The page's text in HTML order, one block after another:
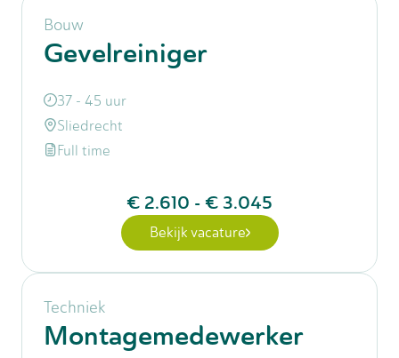
Bouw
Gevelreiniger
37 - 45 uur
Sliedrecht
Full time
€ 2.610 - € 3.045
Bekijk vacature
Techniek
Montagemedewerker